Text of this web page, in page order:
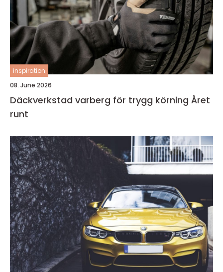
inspiration
08. June 2026
Däckverkstad varberg för trygg körning Året
runt